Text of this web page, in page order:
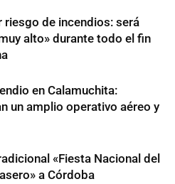
riesgo de incendios: será
alto» durante todo el fin
en Calamuchita:
un amplio operativo aéreo y
«Fiesta Nacional del
a Córdoba